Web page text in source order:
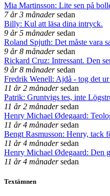
Mia Martinsson: Lite sen på
7 år 3 månadersedan
Billy: Kul att läsa dina intryck.
9 år 5 månadersedan
Roland Spjuth: Det måste vara
9 år 8 månadersedan
Rickard Cruz: Intressant. Den
9 år 8 månadersedan
Fredrik Wenell: Ajdå - tog det ur
11 år 2 månadersedan
Patrik: Gruntvigs tes, inte
11 år 2 månadersedan
Henry Michael Ødegaard:
11 år 4 månadersedan
Bengt Rasmusson: Henry, tack
11 år 4 månadersedan
Henry Michael Ødegaard: Den
11 år 4 månadersedan
Textämnen